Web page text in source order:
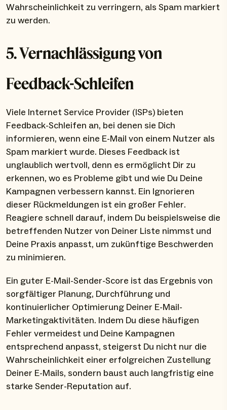
Wahrscheinlichkeit zu verringern, als Spam markiert
zu werden.
5. Vernachlässigung von
Feedback-Schleifen
Viele Internet Service Provider (ISPs) bieten
Feedback-Schleifen an, bei denen sie Dich
informieren, wenn eine E-Mail von einem Nutzer als
Spam markiert wurde. Dieses Feedback ist
unglaublich wertvoll, denn es ermöglicht Dir zu
erkennen, wo es Probleme gibt und wie Du Deine
Kampagnen verbessern kannst. Ein Ignorieren
dieser Rückmeldungen ist ein großer Fehler.
Reagiere schnell darauf, indem Du beispielsweise die
betreffenden Nutzer von Deiner Liste nimmst und
Deine Praxis anpasst, um zukünftige Beschwerden
zu minimieren.
Ein guter E-Mail-Sender-Score ist das Ergebnis von
sorgfältiger Planung, Durchführung und
kontinuierlicher Optimierung Deiner E-Mail-
Marketingaktivitäten. Indem Du diese häufigen
Fehler vermeidest und Deine Kampagnen
entsprechend anpasst, steigerst Du nicht nur die
Wahrscheinlichkeit einer erfolgreichen Zustellung
Deiner E-Mails, sondern baust auch langfristig eine
starke Sender-Reputation auf.